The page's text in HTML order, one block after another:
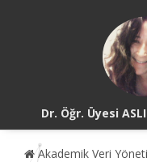
Dr. Öğr. Üyesi
Akademik Veri